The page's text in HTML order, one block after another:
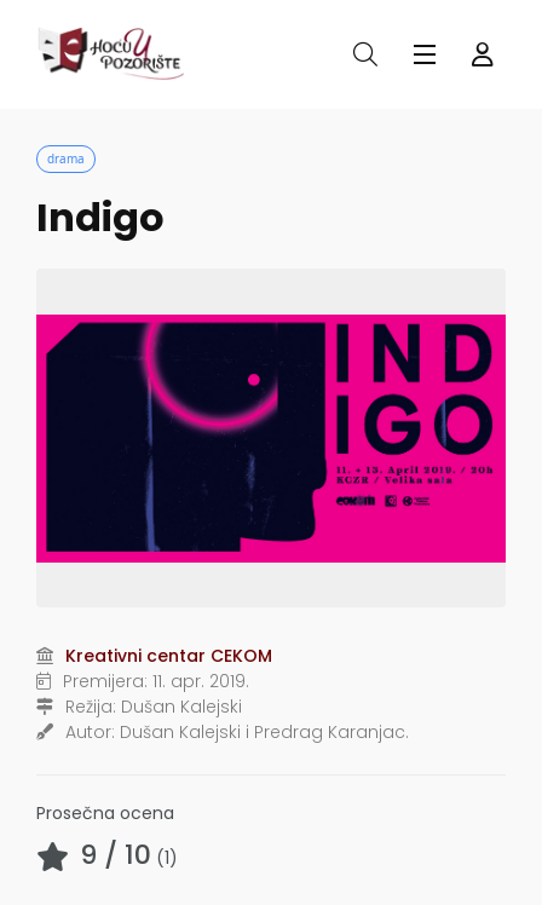
drama
Indigo
Kreativni centar CEKOM
Premijera: 11. apr. 2019.
Režija: Dušan Kalejski
Autor: Dušan Kalejski i Predrag Karanjac.
Prosečna ocena
9 / 10 (1)